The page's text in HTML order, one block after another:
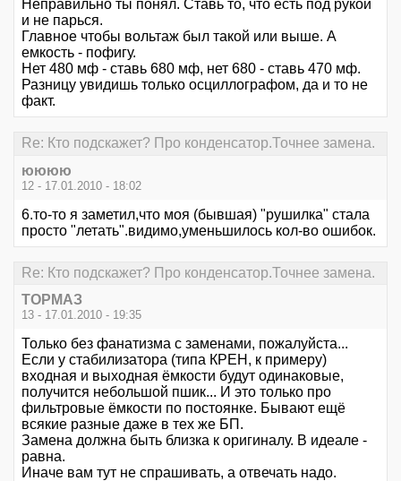
Неправильно ты понял. Ставь то, что есть под рукой
и не парься.
Главное чтобы вольтаж был такой или выше. А
емкость - пофигу.
Нет 480 мф - ставь 680 мф, нет 680 - ставь 470 мф.
Разницу увидишь только осциллографом, да и то не
факт.
Re: Кто подскажет? Про конденсатор.Точнее замена.
юююю
12 - 17.01.2010 - 18:02
6.то-то я заметил,что моя (бывшая) "рушилка" стала
просто "летать".видимо,уменьшилось кол-во ошибок.
Re: Кто подскажет? Про конденсатор.Точнее замена.
ТОРМАЗ
13 - 17.01.2010 - 19:35
Только без фанатизма с заменами, пожалуйста...
Если у стабилизатора (типа КРЕН, к примеру)
входная и выходная ёмкости будут одинаковые,
получится небольшой пшик... И это только про
фильтровые ёмкости по постоянке. Бывают ещё
всякие разные даже в тех же БП.
Замена должна быть близка к оригиналу. В идеале -
равна.
Иначе вам тут не спрашивать, а отвечать надо.